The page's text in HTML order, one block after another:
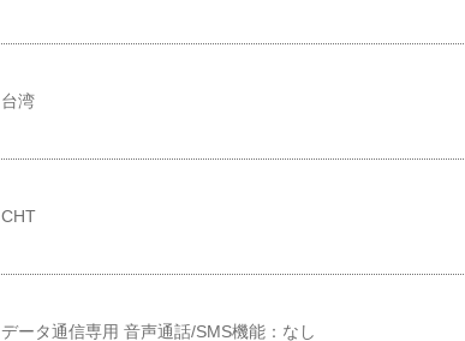
台湾
CHT
データ通信専用 音声通話/SMS機能：なし